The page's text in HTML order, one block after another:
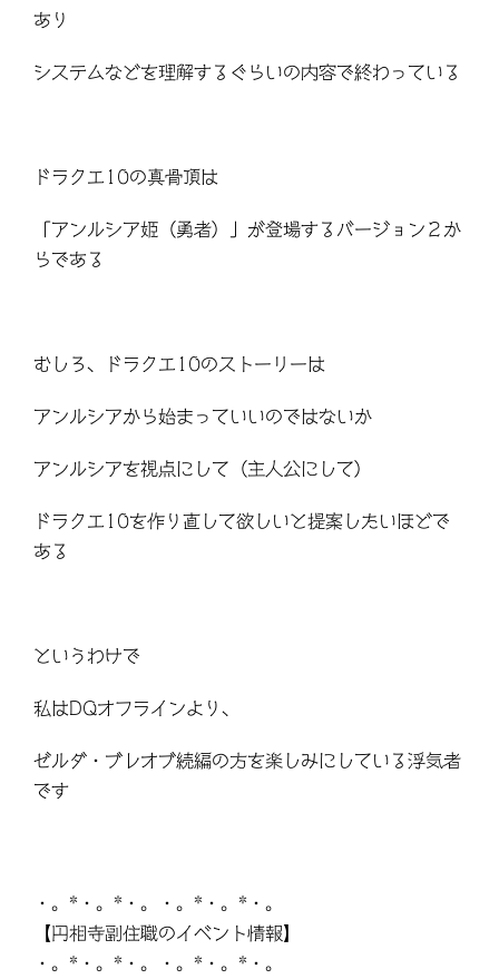
あり
システムなどを理解するぐらいの内容で終わっている
ドラクエ10の真骨頂は
「アンルシア姫（勇者）」が登場するバージョン２か
らである
むしろ、ドラクエ10のストーリーは
アンルシアから始まっていいのではないか
アンルシアを視点にして（主人公にして）
ドラクエ10を作り直して欲しいと提案したいほどで
ある
というわけで
私はDQオフラインより、
ゼルダ・ブレオブ続編の方を楽しみにしている浮気者
です
・。*・。*・。・。*・。*・。
【円相寺副住職のイベント情報】
・。*・。*・。・。*・。*・。